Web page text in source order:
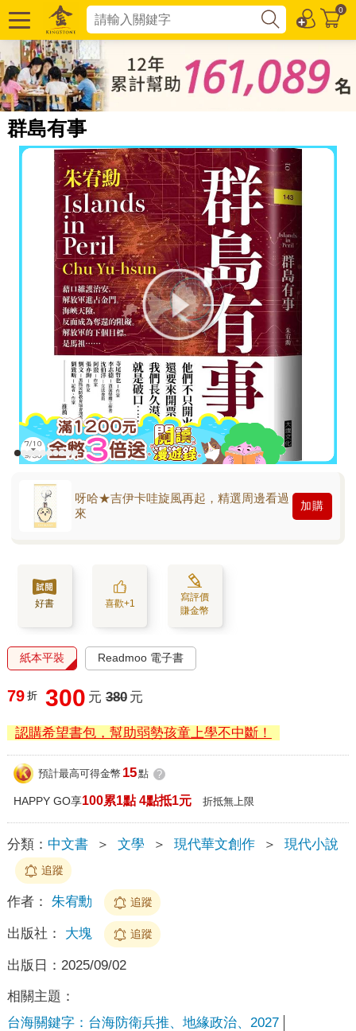
0
群島有事
呀哈★吉伊卡哇旋風再起，精選周邊看過
來
加購
好書 喜歡+1
寫評價
賺金幣
紙本平裝 Readmoo 電子書
79 折 300 元 380 元
認購希望書包，幫助弱勢孩童上學不中斷！
預計最高可得金幣 15點 ?
HAPPY GO享100累1點 4點抵1元 折抵無上限
分類： 中文書 ＞ 文學 ＞ 現代華文創作 ＞ 現代小說
追蹤
作者： 朱宥勳 追蹤
出版社： 大塊 追蹤
出版日： 2025/09/02
相關主題：
台海關鍵字：台海防衛兵推、地緣政治、2027